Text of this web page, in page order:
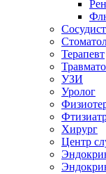
Терапевт
УЗИ
Уролог
Хирург
Центр